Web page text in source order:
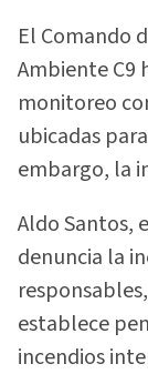
El Comando
Ambiente C9
monitoreo
ubicadas
embargo, la
Aldo Santos,
denuncia la
establece
incendios